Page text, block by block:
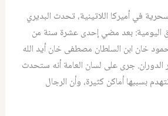
في أميركا اللاتينية، تحدث البديري
بعد مضي إحدى عشرة سنة من
خان ابن السلطان مصطفى خان أيد الله
جرى على لسان العامة أنه ستحدث
بسببها أماكن كثيرة، وأن الرجال